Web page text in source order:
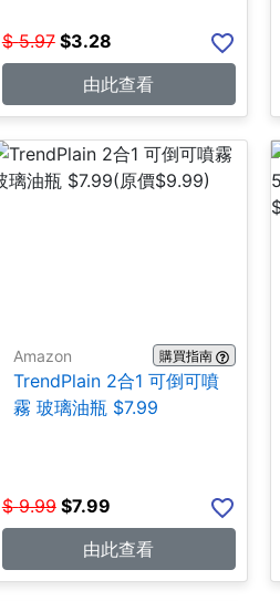
$ 5.97 $3.28
由此查看
Amazon 購買指南
TrendPlain 2合1 可倒可噴
霧 玻璃油瓶 $7.99
$ 9.99 $7.99
由此查看